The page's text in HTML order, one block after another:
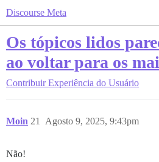
Discourse Meta
Os tópicos lidos
ao voltar para os
Contribuir Experiência do Usuário
Moin Agosto 9, 2025, 9:43pm
21
Não!